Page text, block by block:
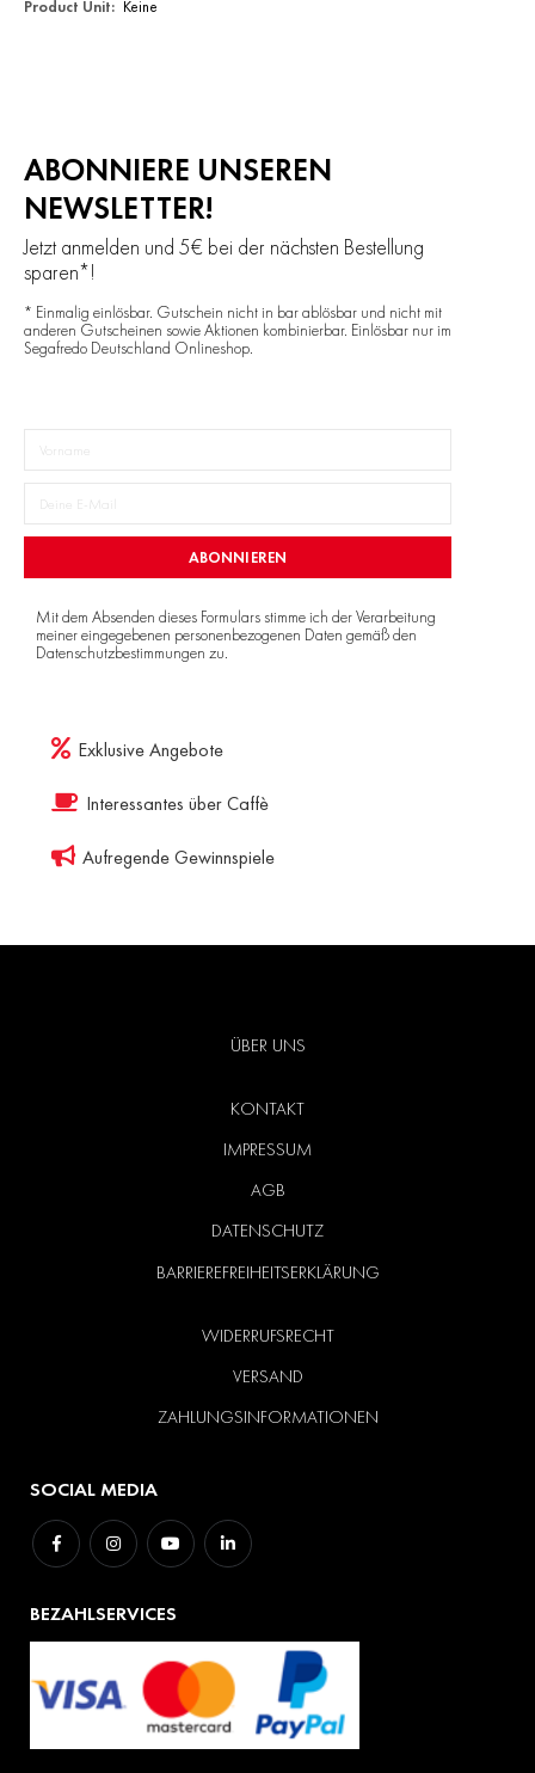
Keine
ABONNIERE UNSEREN
NEWSLETTER!
Jetzt anmelden und 5€ bei der nächsten Bestellung
sparen*!
* Einmalig einlösbar. Gutschein nicht in bar ablösbar und nicht mit
anderen Gutscheinen sowie Aktionen kombinierbar. Einlösbar nur im
Segafredo Deutschland Onlineshop.
ABONNIEREN
Mit dem Absenden dieses Formulars stimme ich der Verarbeitung
meiner eingegebenen personenbezogenen Daten gemäß den
Datenschutzbestimmungen zu.
Exklusive Angebote
Interessantes über Caffè
Aufregende Gewinnspiele
ÜBER UNS
KONTAKT
IMPRESSUM
AGB
DATENSCHUTZ
BARRIEREFREIHEITSERKLÄRUNG
WIDERRUFSRECHT
VERSAND
ZAHLUNGSINFORMATIONEN
SOCIAL MEDIA
BEZAHLSERVICES